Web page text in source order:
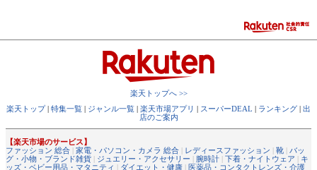
楽天トップへ >>
楽天トップ| 特集一覧 | ジャンル一覧 | 楽天市場アプリ | スーパーDEAL | ランキング | 出
店のご案内
【楽天市場のサービス】
ファッション 総合 | 家電・パソコン・カメラ 総合 | レディースファッション | 靴 | バッ
グ・小物・ブランド雑貨 | ジュエリー・アクセサリー | 腕時計 | 下着・ナイトウェア | キ
ッズ・ベビー用品・マタニティ | ダイエット・健康 | 医薬品・コンタクトレンズ・介護